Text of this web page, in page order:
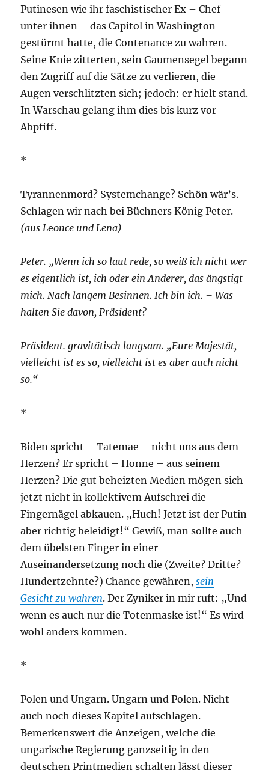
Putinesen wie ihr faschistischer Ex – Chef
unter ihnen – das Capitol in Washington
gestürmt hatte, die Contenance zu wahren.
Seine Knie zitterten, sein Gaumensegel begann
den Zugriff auf die Sätze zu verlieren, die
Augen verschlitzten sich; jedoch: er hielt stand.
In Warschau gelang ihm dies bis kurz vor
Abpfiff.
*
Tyrannenmord? Systemchange? Schön wär’s.
Schlagen wir nach bei Büchners König Peter.
(aus Leonce und Lena)
Peter. „Wenn ich so laut rede, so weiß ich nicht wer
es eigentlich ist, ich oder ein Anderer, das ängstigt
mich. Nach langem Besinnen. Ich bin ich. – Was
halten Sie davon, Präsident?
Präsident. gravitätisch langsam. „Eure Majestät,
vielleicht ist es so, vielleicht ist es aber auch nicht
so.“
*
Biden spricht – Tatemae – nicht uns aus dem
Herzen? Er spricht – Honne – aus seinem
Herzen? Die gut beheizten Medien mögen sich
jetzt nicht in kollektivem Aufschrei die
Fingernägel abkauen. „Huch! Jetzt ist der Putin
aber richtig beleidigt!“ Gewiß, man sollte auch
dem übelsten Finger in einer
Auseinandersetzung noch die (Zweite? Dritte?
Hundertzehnte?) Chance gewähren,sein
Gesicht zu wahren. Der Zyniker in mir ruft: „Und
wenn es auch nur die Totenmaske ist!“ Es wird
wohl anders kommen.
*
Polen und Ungarn. Ungarn und Polen. Nicht
auch noch dieses Kapitel aufschlagen.
Bemerkenswert die Anzeigen, welche die
ungarische Regierung ganzseitig in den
deutschen Printmedien schalten lässt dieser